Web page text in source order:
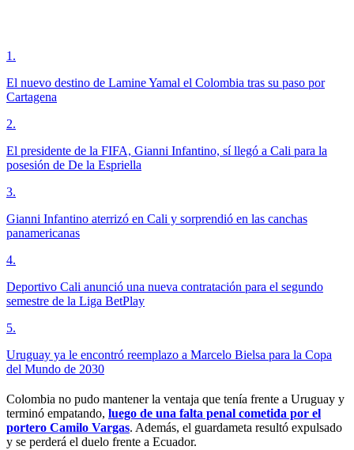
1 .
El nuevo destino de Lamine Yamal el Colombia tras su paso por
Cartagena
2.
El presidente de la FIFA, Gianni Infantino, sí llegó a Cali para la
posesión de De la Espriella
3.
Gianni Infantino aterrizó en Cali y sorprendió en las canchas
panamericanas
4.
Deportivo Cali anunció una nueva contratación para el segundo
semestre de la Liga BetPlay
5.
Uruguay ya le encontró reemplazo a Marcelo Bielsa para la Copa
del Mundo de 2030
Colombia no pudo mantener la ventaja que tenía frente a Uruguay y
terminó empatando, luego de una falta penal cometida por el
portero Camilo Vargas. Además, el guardameta resultó expulsado
y se perderá el duelo frente a Ecuador.